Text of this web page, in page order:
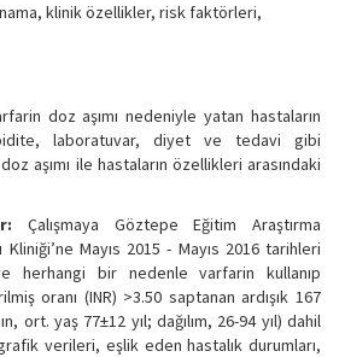
klinik özellikler, risk faktörleri,
doz aşımı nedeniyle yatan hastaların
laboratuvar, diyet ve tedavi gibi
aşımı ile hastaların özellikleri arasındaki
Çalışmaya Göztepe Eğitim Araştırma
Kliniği’ne Mayıs 2015 - Mayıs 2016 tarihleri
herhangi bir nedenle varfarin kullanıp
oranı (INR) >3.50 saptanan ardışık 167
ort. yaş 77±12 yıl; dağılım, 26-94 yıl) dahil
verileri, eşlik eden hastalık durumları,